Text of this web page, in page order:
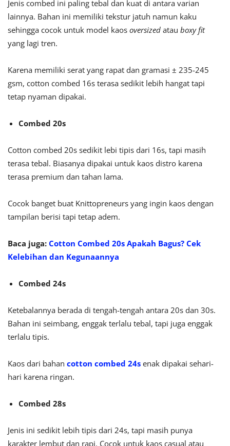
Jenis combed ini paling tebal dan kuat di antara varian
lainnya. Bahan ini memiliki tekstur jatuh namun kaku
sehingga cocok untuk model kaos oversized atau boxy fit
yang lagi tren.
Karena memiliki serat yang rapat dan gramasi ± 235-245
gsm, cotton combed 16s terasa sedikit lebih hangat tapi
tetap nyaman dipakai.
Combed 20s
Cotton combed 20s sedikit lebi tipis dari 16s, tapi masih
terasa tebal. Biasanya dipakai untuk kaos distro karena
terasa premium dan tahan lama.
Cocok banget buat Knittopreneurs yang ingin kaos dengan
tampilan berisi tapi tetap adem.
Baca juga: Cotton Combed 20s Apakah Bagus? Cek
Kelebihan dan Kegunaannya
Combed 24s
Ketebalannya berada di tengah-tengah antara 20s dan 30s.
Bahan ini seimbang, enggak terlalu tebal, tapi juga enggak
terlalu tipis.
Kaos dari bahan cotton combed 24s enak dipakai sehari-
hari karena ringan.
Combed 28s
Jenis ini sedikit lebih tipis dari 24s, tapi masih punya
karakter lembut dan rapi. Cocok untuk kaos casual atau